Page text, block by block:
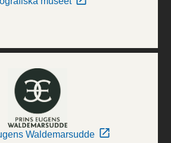
Waldemarsudde